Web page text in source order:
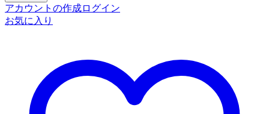
アカウントの作成ログイン
お気に入り